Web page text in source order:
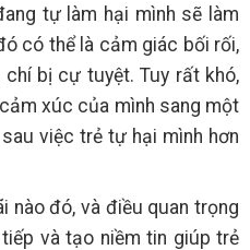
tự làm hại mình sẽ làm
có thể là cảm giác bối rối,
bị cự tuyệt. Tuy rất khó,
xúc của mình sang một
việc trẻ tự hại mình hơn
nào đó, và điều quan trọng
và tạo niềm tin giúp trẻ